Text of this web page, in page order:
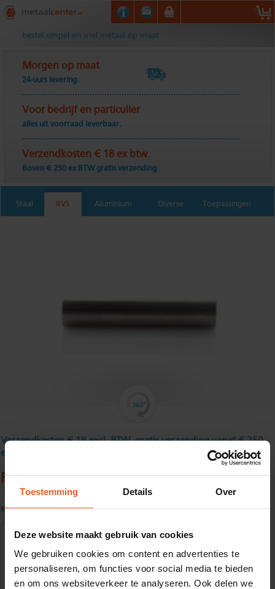
Toestemming Details Over
Deze website maakt gebruik van cookies
We gebruiken cookies om content en advertenties te
personaliseren, om functies voor social media te bieden
en om ons websiteverkeer te analyseren. Ook delen we
Metaalcenter.nl
bestel simpel en snel metaal op maat
Morgen op maat
24-uurs levering.
Voor bedrijf en particulier
alles uit voorraad leverbaar.
Verzendkosten € 18 ex btw.
Boven € 250 ex BTW gratis verzending
Staal RVS Aluminium Diverse Toepassingen
Verzendkosten € 18 excl. BTW, gratis verzending vanaf € 250
excl. BTW
Rondstaf roestvast 8 mmtolerantie h9
Kwaliteit: AISI 304 passing h9
Gewenste
(max. 2000 mm)